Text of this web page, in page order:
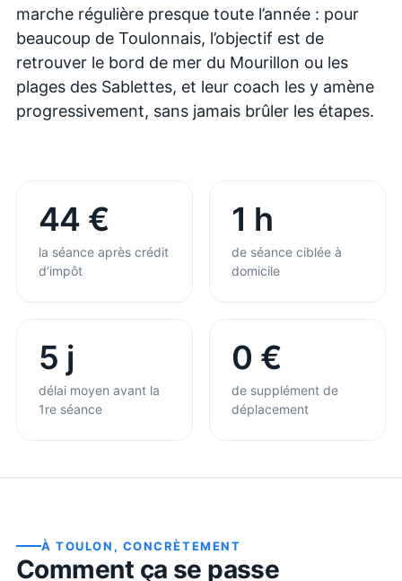
marche régulière presque toute l’année : pour
beaucoup de Toulonnais, l’objectif est de
retrouver le bord de mer du Mourillon ou les
plages des Sablettes, et leur coach les y amène
progressivement, sans jamais brûler les étapes.
44 €
la séance après crédit
d’impôt
1 h
de séance ciblée à
domicile
5 j
délai moyen avant la
1re séance
0 €
de supplément de
déplacement
ÀTOULON , CONCRÈTEMENT
Comment ça se passe